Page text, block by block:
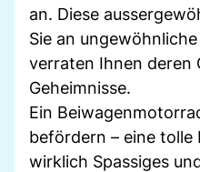
an. Diese
Sie an
verraten Ihnen deren
Geheimnisse.
Ein
befördern – eine
wirklich Spassiges